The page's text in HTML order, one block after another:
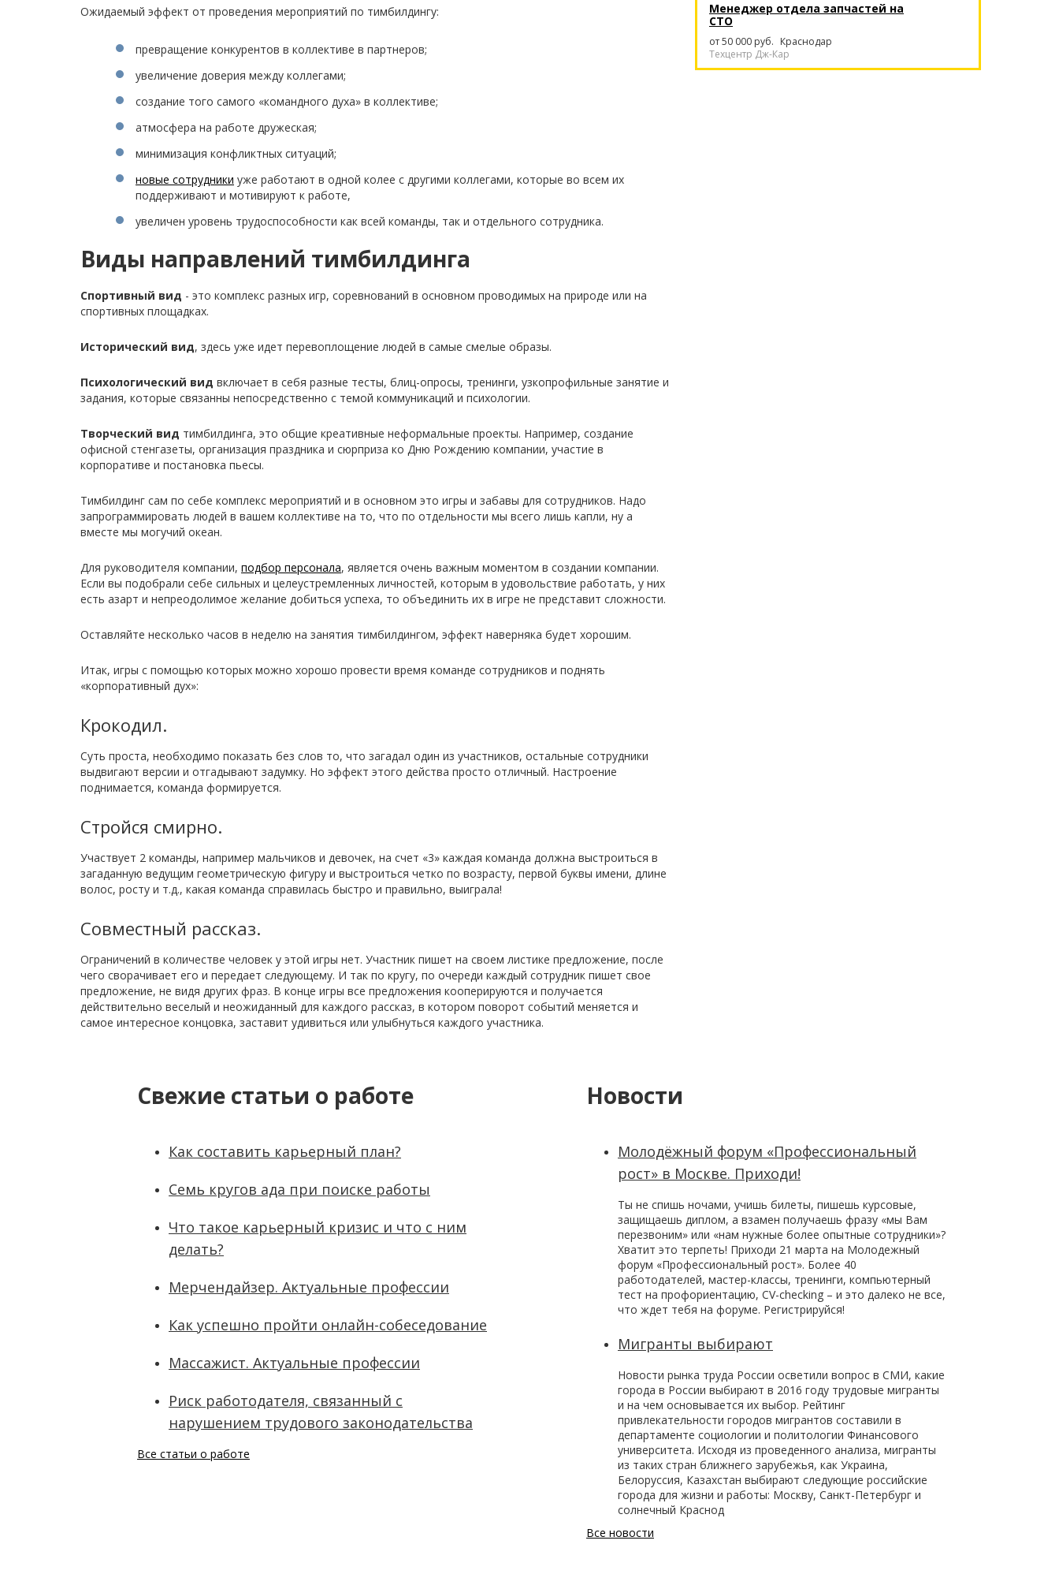
Ожидаемый эффект от проведения мероприятий по тимбилдингу:
превращение конкурентов в коллективе в партнеров;
увеличение доверия между коллегами;
создание того самого «командного духа» в коллективе;
атмосфера на работе дружеская;
минимизация конфликтных ситуаций;
новые сотрудники уже работают в одной колее с другими коллегами, которые во всем их
поддерживают и мотивируют к работе,
увеличен уровень трудоспособности как всей команды, так и отдельного сотрудника.
Виды направлений тимбилдинга
Спортивный вид - это комплекс разных игр, соревнований в основном проводимых на природе или на
спортивных площадках.
Исторический вид, здесь уже идет перевоплощение людей в самые смелые образы.
Психологический вид включает в себя разные тесты, блиц-опросы, тренинги, узкопрофильные занятие и
задания, которые связанны непосредственно с темой коммуникаций и психологии.
Творческий вид тимбилдинга, это общие креативные неформальные проекты. Например, создание
офисной стенгазеты, организация праздника и сюрприза ко Дню Рождению компании, участие в
корпоративе и постановка пьесы.
Тимбилдинг сам по себе комплекс мероприятий и в основном это игры и забавы для сотрудников. Надо
запрограммировать людей в вашем коллективе на то, что по отдельности мы всего лишь капли, ну а
вместе мы могучий океан.
Для руководителя компании, подбор персонала, является очень важным моментом в создании компании.
Если вы подобрали себе сильных и целеустремленных личностей, которым в удовольствие работать, у них
есть азарт и непреодолимое желание добиться успеха, то объединить их в игре не представит сложности.
Оставляйте несколько часов в неделю на занятия тимбилдингом, эффект наверняка будет хорошим.
Итак, игры с помощью которых можно хорошо провести время команде сотрудников и поднять
«корпоративный дух»:
Крокодил.
Суть проста, необходимо показать без слов то, что загадал один из участников, остальные сотрудники
выдвигают версии и отгадывают задумку. Но эффект этого действа просто отличный. Настроение
поднимается, команда формируется.
Стройся смирно.
Участвует 2 команды, например мальчиков и девочек, на счет «3» каждая команда должна выстроиться в
загаданную ведущим геометрическую фигуру и выстроиться четко по возрасту, первой буквы имени, длине
волос, росту и т.д., какая команда справилась быстро и правильно, выиграла!
Совместный рассказ.
Ограничений в количестве человек у этой игры нет. Участник пишет на своем листике предложение, после
чего сворачивает его и передает следующему. И так по кругу, по очереди каждый сотрудник пишет свое
предложение, не видя других фраз. В конце игры все предложения кооперируются и получается
действительно веселый и неожиданный для каждого рассказ, в котором поворот событий меняется и
самое интересное концовка, заставит удивиться или улыбнуться каждого участника.
Свежие статьи о работе
Как составить карьерный план?
Семь кругов ада при поиске работы
Что такое карьерный кризис и что с ним
делать?
Мерчендайзер. Актуальные профессии
Как успешно пройти онлайн-собеседование
Массажист. Актуальные профессии
Риск работодателя, связанный с
нарушением трудового законодательства
Все статьи о работе
Новости
Молодёжный форум «Профессиональный
рост» в Москве. Приходи!
Ты не спишь ночами, учишь билеты, пишешь курсовые,
защищаешь диплом, а взамен получаешь фразу «мы Вам
перезвоним» или «нам нужные более опытные сотрудники»?
Хватит это терпеть! Приходи 21 марта на Молодежный
форум «Профессиональный рост». Более 40
работодателей, мастер-классы, тренинги, компьютерный
тест на профориентацию, CV-checking – и это далеко не все,
что ждет тебя на форуме. Регистрируйся!
Мигранты выбирают
Новости рынка труда России осветили вопрос в СМИ, какие
города в России выбирают в 2016 году трудовые мигранты
и на чем основывается их выбор. Рейтинг
привлекательности городов мигрантов составили в
департаменте социологии и политологии Финансового
университета. Исходя из проведенного анализа, мигранты
из таких стран ближнего зарубежья, как Украина,
Белоруссия, Казахстан выбирают следующие российские
города для жизни и работы: Москву, Санкт-Петербург и
солнечный Краснод
Все новости
Менеджер отдела запчастей на
СТО
от 50 000 руб. Краснодар
Техцентр Дж-Кар